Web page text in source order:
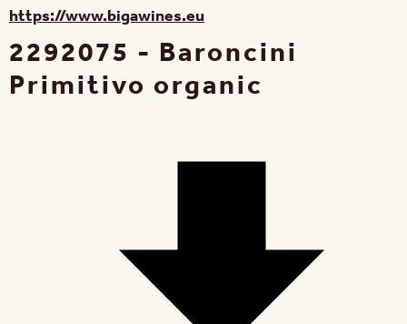
https://www.bigawines.eu
2292075 - Baroncini
Primitivo organic